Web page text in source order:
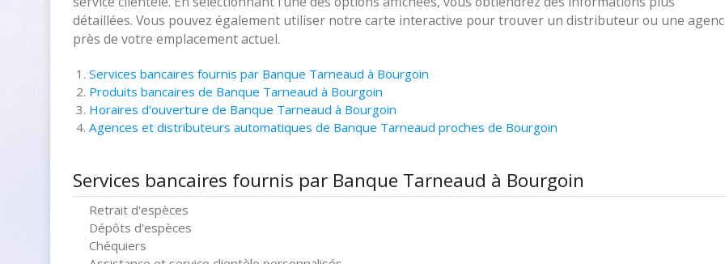
détaillées. Vous pouvez également utiliser notre carte interactive pour trouver un distributeur ou une
près de votre emplacement actuel.
Services bancaires fournis par Banque Tarneaud à Bourgoin
Produits bancaires de Banque Tarneaud à Bourgoin
Horaires d'ouverture de Banque Tarneaud à Bourgoin
Agences et distributeurs automatiques de Banque Tarneaud proches de Bourgoin
Services bancaires fournis par Banque Tarneaud à Bourgoin
Retrait d'espèces
Dépôts d'espèces
Chéquiers